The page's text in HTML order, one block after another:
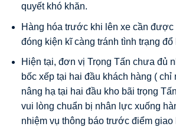
quyết khó khăn.
Hàng hóa trước khi lên xe cần được
đóng kiện kĩ càng tránh tình trạng đổ
Hiện tại, đơn vị Trọng Tấn chưa đủ
bốc xếp tại hai đầu khách hàng ( chỉ
nâng hạ tại hai đầu kho bãi trọng
vui lòng chuẩn bị nhân lực xuống
nhiệm vụ thông báo trước điểm giao